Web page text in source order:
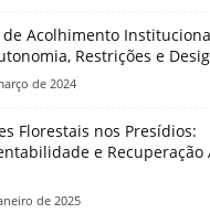
de Acolhimento
Restrições e
de 2024
Florestais nos Presídios:
e
de 2025